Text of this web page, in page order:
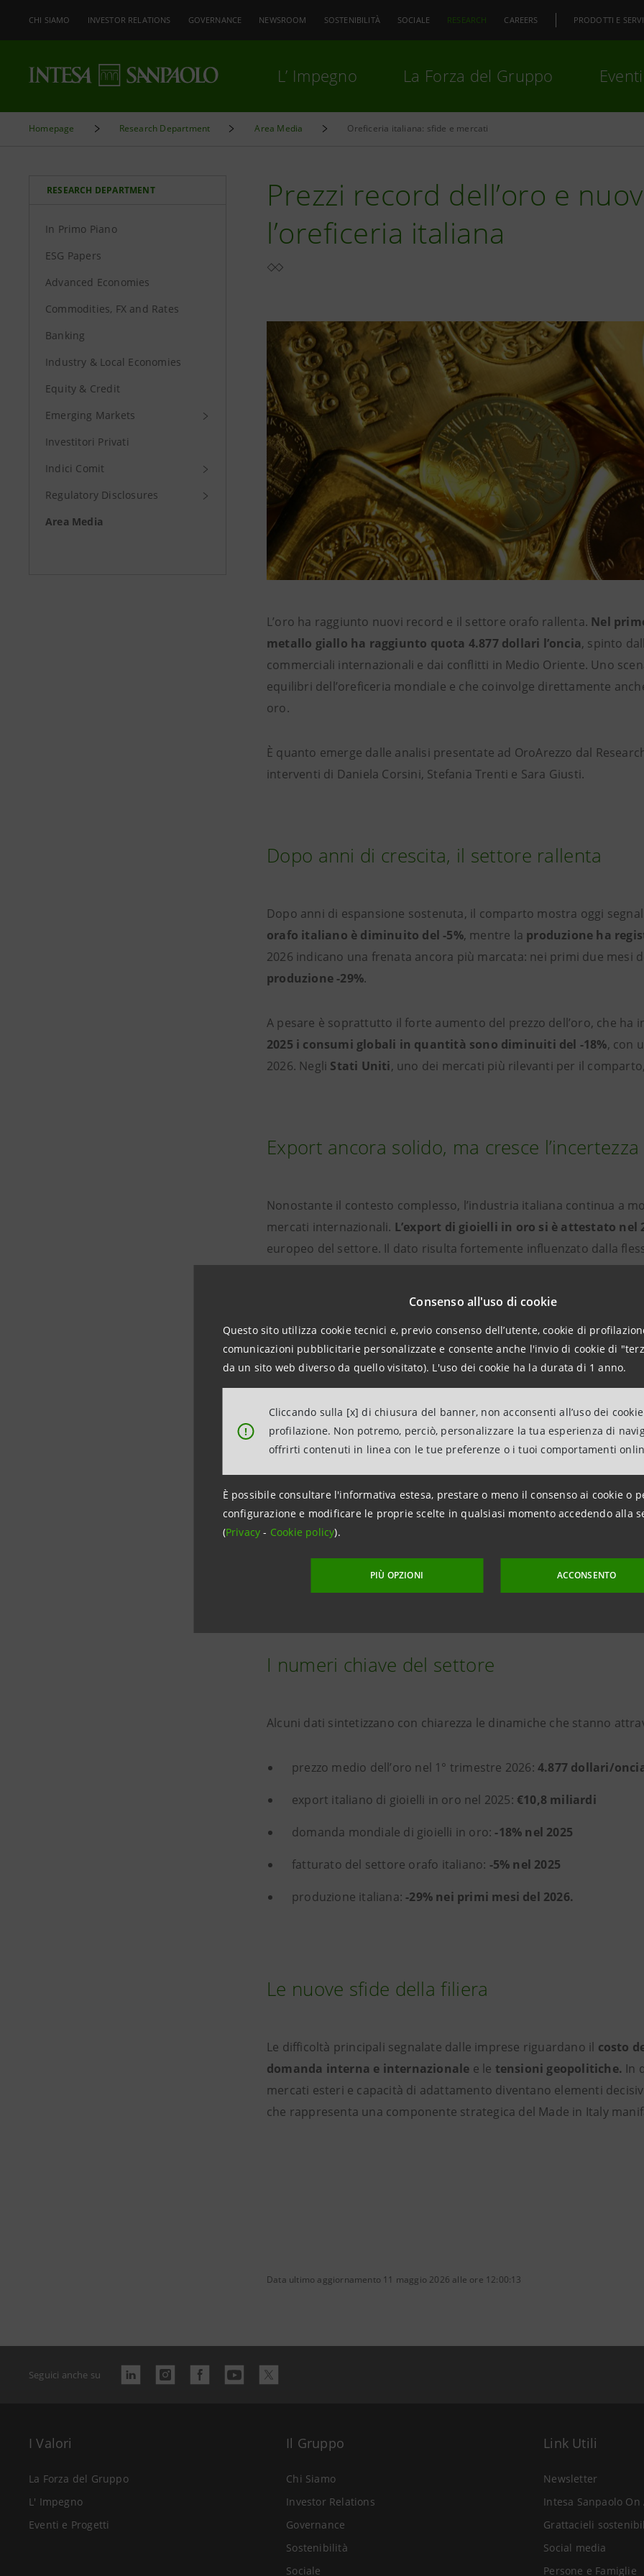
Consenso all'uso di cookie
Questo sito utilizza cookie tecnici e, previo consenso dell’utente, cookie di
comunicazioni pubblicitarie personalizzate e consente anche l'invio di cookie di
da un sito web diverso da quello visitato). L'uso dei cookie ha la durata di 1 anno.
!
Cliccando sulla [x] di chiusura del banner, non acconsenti all’uso dei
profilazione. Non potremo, perciò, personalizzare la tua esperienza di
offrirti contenuti in linea con le tue preferenze o i tuoi comportamenti
È possibile consultare l'informativa estesa, prestare o meno il consenso ai cookie o
configurazione e modificare le proprie scelte in qualsiasi momento accedendo alla
(Privacy- Cookie policy).
PIÙ OPZIONI ACCONSENTO
CHI SIAMO INVESTOR RELATIONS GOVERNANCE NEWSROOM SOSTENIBILITÀ SOCIALE RESEARCH CAREERS PRODOTTI E
L’ Impegno La Forza del Gruppo
Homepage Research Department Area Media Oreficeria italiana: sfide e mercati
RESEARCH DEPARTMENT
In Primo Piano
ESG Papers
Advanced Economies
Commodities, FX and Rates
Banking
Industry & Local Economies
Equity & Credit
Emerging Markets
Investitori Privati
Indici Comit
Regulatory Disclosures
Area Media
Prezzi record dell’oro e
l’oreficeria italiana
L’oro ha raggiunto nuovi record e il settore orafo rallenta. Nel
metallo giallo ha raggiunto quota 4.877 dollari l’oncia, spinto
commerciali internazionali e dai conflitti in Medio Oriente. Uno
equilibri dell’oreficeria mondiale e che coinvolge direttamente
oro.
È quanto emerge dalle analisi presentate ad OroArezzo dal
interventi di Daniela Corsini, Stefania Trenti e Sara Giusti.
Dopo anni di crescita, il settore rallenta
Dopo anni di espansione sostenuta, il comparto mostra oggi
orafo italiano è diminuito del -5%, mentre la produzione ha
2026 indicano una frenata ancora più marcata: nei primi due mesi
produzione -29%.
A pesare è soprattutto il forte aumento del prezzo dell’oro, che ha
2025 i consumi globali in quantità sono diminuiti del -18%, con
2026. Negli Stati Uniti, uno dei mercati più rilevanti per il
Export ancora solido, ma cresce l’incertezza
Nonostante il contesto complesso, l’industria italiana continua a
mercati internazionali. L’export di gioielli in oro si è attestato nel
europeo del settore. Il dato risulta fortemente influenzato dalla
le esportazioni italiane avrebbero registrato unacrescita del7,6%,
Tra i mercati osservati con maggiore attenzione ci sono proprio gli
un hub strategico per il commercio orafo internazionale e per la
del conflitto in Iran sta aumentando l’incertezza lungo le filiere
Imprese più caute, ma restano gli
Tra le imprese del settore cresce intanto la cautela sulle
calo del fatturato è salita dal 34% al 63%
in pochi mesi. Allo
agli investimenti, segnale della volontà di rafforzare competitività,
una fase complessa.
I numeri chiave del settore
Alcuni dati sintetizzano con chiarezza le dinamiche che stanno
prezzo medio dell’oro nel 1° trimestre 2026: 4.877 dollari/
export italiano di gioielli in oro nel 2025: €10,8 miliardi
domanda mondiale di gioielli in oro: -18% nel 2025
fatturato del settore orafo italiano: -5% nel 2025
produzione italiana: -29% nei primi mesi del 2026.
Le nuove sfide della filiera
Le difficoltà principali segnalate dalle imprese riguardano il costo
domanda interna e internazionale e le tensioni geopolitiche. In
mercati esteri e capacità di adattamento diventano elementi
che rappresenta una componente strategica del Made in Italy
Data ultimo aggiornamento 11 maggio 2026 alle ore 12:00:13
Seguici anche su
I Valori
La Forza del Gruppo
L' Impegno
Eventi e Progetti
Il Gruppo
Chi Siamo
Investor Relations
Governance
Sostenibilità
Sociale
Link Utili
Newsletter
Intesa Sanpaolo On
Grattacieli
Social media
Persone e Famiglie